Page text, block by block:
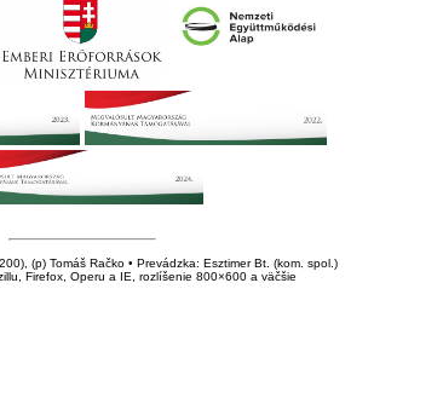
(p) Tomáš Račko • Prevádzka: Esztimer Bt. (kom. spol.)
Firefox, Operu a IE, rozlíšenie 800×600 a väčšie